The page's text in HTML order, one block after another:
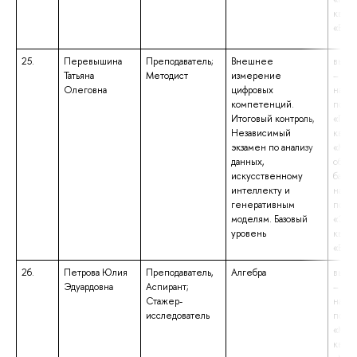
25.
Перевышина
Татьяна
Олеговна
Преподаватель;
Методист
Внешнее
измерение
цифровых
компетенций.
Итоговый контроль,
Независимый
экзамен по анализу
данных,
искусственному
интеллекту и
генеративным
моделям. Базовый
уровень
–
26.
Петрова Юлия
Эдуардовна
Преподаватель,
Аспирант;
Стажер-
исследователь
Алгебра
–